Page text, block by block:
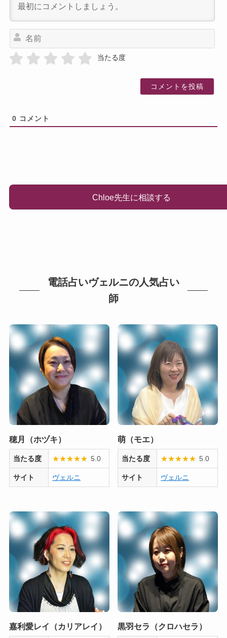
当たる度
0 コメント
Chloe先生に相談する
電話占いヴェルニの人気占い
師
穂月（ホヅキ）
当たる度 ★★★★★ 5.0
サイト ヴェルニ
萌（モエ）
当たる度 ★★★★★ 5.0
サイト ヴェルニ
嘉利愛レイ（カリアレイ） 黒羽セラ（クロハセラ）